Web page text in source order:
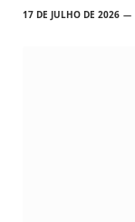
17 DE JULHO DE 2026